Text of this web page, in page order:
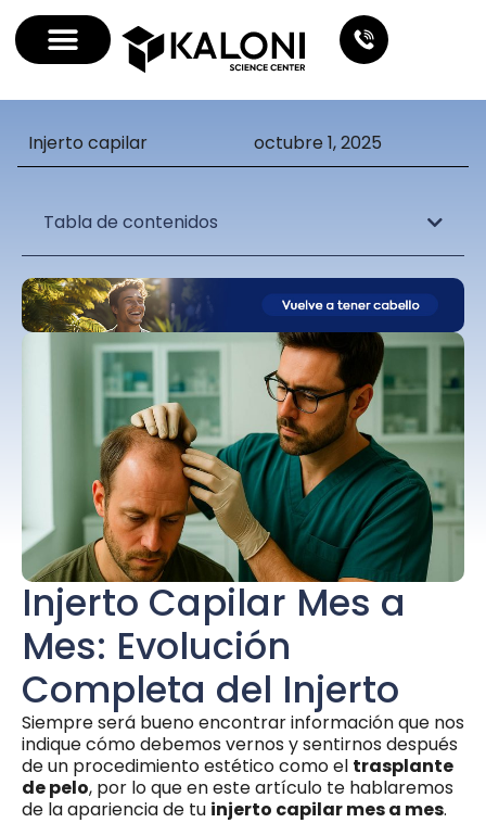
Injerto capilar octubre 1, 2025
Tabla de contenidos
Injerto Capilar Mes a
Mes: Evolución
Completa del Injerto
Siempre será bueno encontrar información que nos
indique cómo debemos vernos y sentirnos después
de un procedimiento estético como el trasplante
de pelo, por lo que en este artículo te hablaremos
de la apariencia de tu injerto capilar mes a mes.